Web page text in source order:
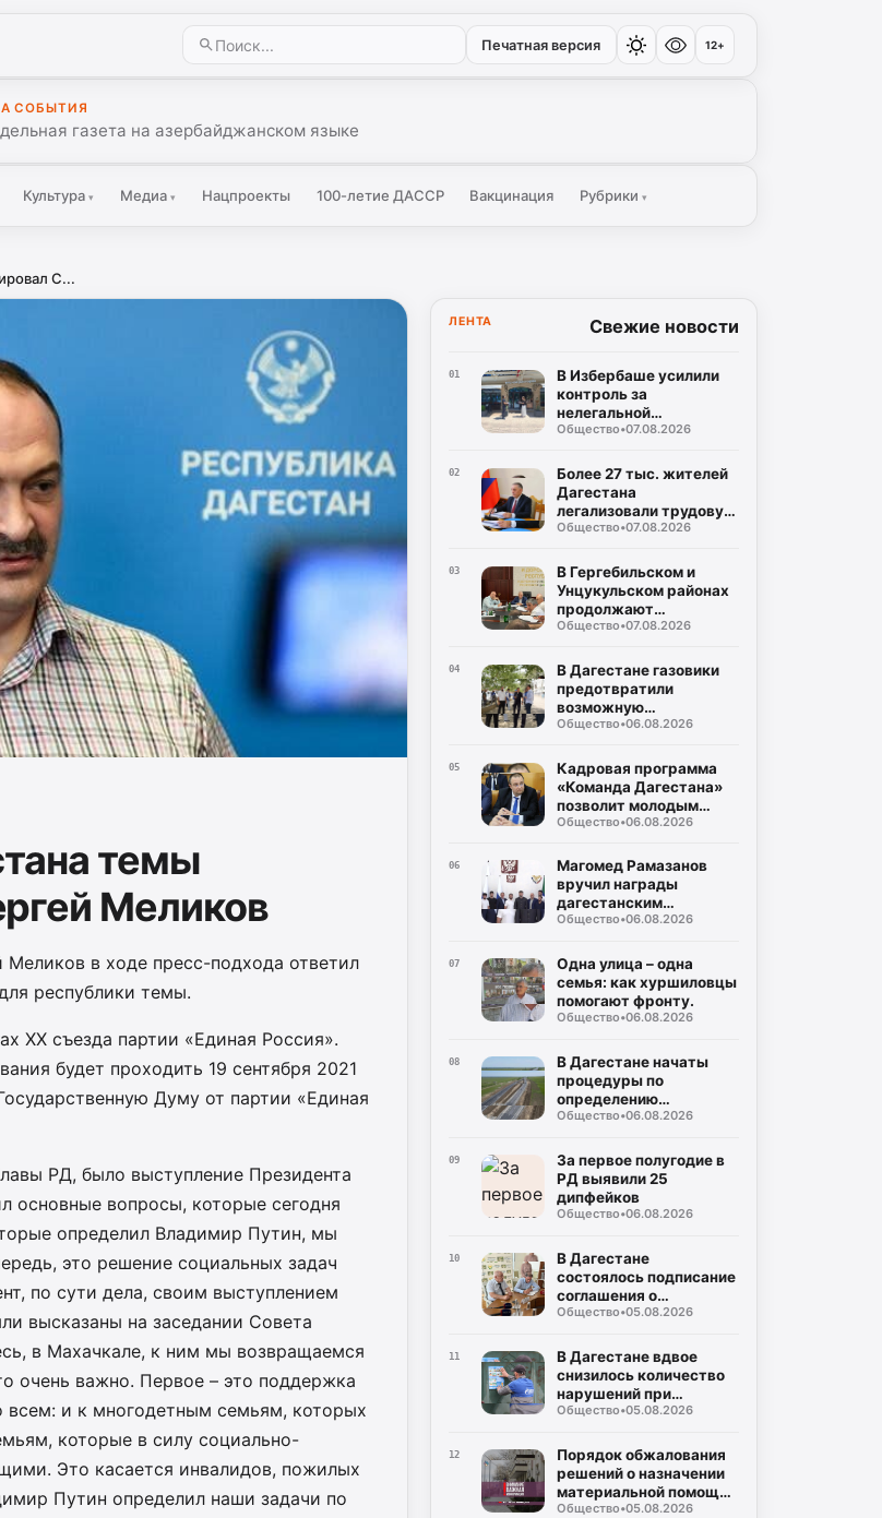
Печатная версия 12+
СОБЫТИЯ
газета на азербайджанском языке
Культура▾ Медиа▾ Нацпроекты 100-летие ДАССР Вакцинация Рубрики▾
С...
темы
Меликов
в ходе пресс-подхода ответил
республики темы.
XX съезда партии «Единая Россия».
будет проходить 19 сентября 2021
Думу от партии «Единая
РД, было выступление Президента
основные вопросы, которые сегодня
определил Владимир Путин, мы
это решение социальных задач
по сути дела, своим выступлением
высказаны на заседании Совета
в Махачкале, к ним мы возвращаемся
очень важно. Первое – это поддержка
всем: и к многодетным семьям, которых
которые в силу социально-
Это касается инвалидов, пожилых
Путин определил наши задачи по
ЛЕНТА Свежие новости
01
В Избербаше усилили
контроль за
нелегальной
занятостью
Общество•07.08.2026
02
Более 27 тыс. жителей
Дагестана
легализовали трудовую
деятельность с начала
Общество•07.08.2026
03
В Гергебильском и
Унцукульском районах
продолжают
восстанавливать
Общество•07.08.2026
04
В Дагестане газовики
предотвратили
возможную
чрезвычайную
многоквартирном доме
Общество•06.08.2026
05
Кадровая программа
«Команда Дагестана»
позволит молодым
юристам реализовать
государственной
службе
Общество•06.08.2026
06
Магомед Рамазанов
вручил награды
дагестанским
вольникам-призерам
Общество•06.08.2026
07
Одна улица – одна
семья: как хуршиловцы
помогают фронту.
Общество•06.08.2026
08
В Дагестане начаты
процедуры по
определению
подрядчика для
северного обхода
Махачкалы
Общество•06.08.2026
09
За первое полугодие в
РД выявили 25
дипфейков
Общество•06.08.2026
10
В Дагестане
состоялось подписание
соглашения о
совместном контроле
выборами
Общество•05.08.2026
11
В Дагестане вдвое
снизилось количество
нарушений при
газопотреблении
Общество•05.08.2026
12
Порядок обжалования
решений о назначении
материальной помощи
пострадавшим в
Общество•05.08.2026